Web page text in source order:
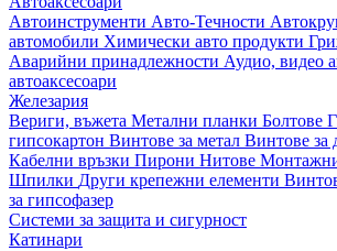
Автоинструменти Авто-Течности
автомобили Химически авто продукти
Аварийни принадлежности Аудио, видео
автоаксесоари
Железария
Вериги, въжета Метални планки Болтове
гипсокартон Винтове за метал Винтове за
Кабелни връзки Пирони Нитове
Шпилки Други крепежни елементи
за гипсофазер
Системи за защита и сигурност
Катинари